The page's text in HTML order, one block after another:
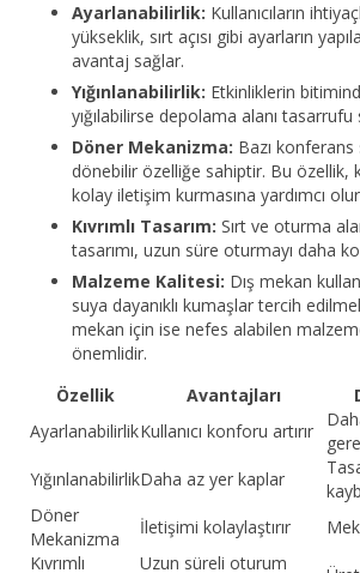
Ayarlanabilirlik: Kullanıcıların
yükseklik, sırt açısı gibi ayarların
avantaj sağlar.
Yığınlanabilirlik: Etkinliklerin
yığılabilirse depolama alanı tasarrufu
Döner Mekanizma: Bazı
dönebilir özelliğe sahiptir. Bu özellik,
kolay iletişim kurmasına yardımcı
Kıvrımlı Tasarım: Sırt ve oturma
tasarımı, uzun süre oturmayı daha
Malzeme Kalitesi: Dış mekan
suya dayanıklı kumaşlar tercih
mekan için ise nefes alabilen
önemlidir.
Özellik
Avantajları
AyarlanabilirlikKullanıcı konforu artırır
YığınlanabilirlikDaha az yer kaplar
Döner
Mekanizma
İletişimi kolaylaştırır
Kıvrımlı
Uzun süreli oturum